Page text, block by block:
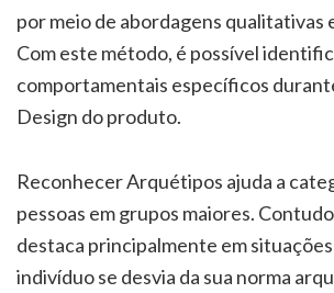
por meio de abordagens qualitativas
Com este método, é possível
comportamentais específicos
Design do produto.
Reconhecer Arquétipos ajuda a
pessoas em grupos maiores.
destaca principalmente em
indivíduo se desvia da sua norma